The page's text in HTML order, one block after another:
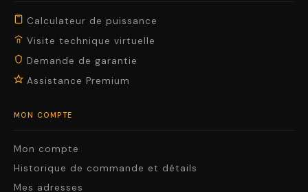
Calculateur de puissance
Visite technique virtuelle
Demande de garantie
Assistance Premium
MON COMPTE
Mon compte
Historique de commande et détails
Mes adresses